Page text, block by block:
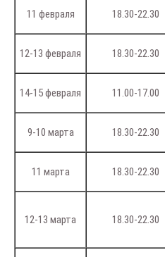
11 февраля 18.30-22.30
12-13 февраля 18.30-22.30
14-15 февраля 11.00-17.00
9-10 марта 18.30-22.30
11 марта 18.30-22.30
12-13 марта 18.30-22.30